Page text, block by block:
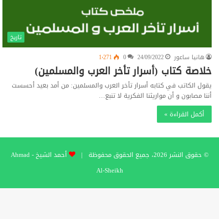
تاريخ
هانيا ساعور
24/09/2022
0 1٬271
خلاصة كتاب (أسرار تأخر العرب والمسلمين)
يقول الكاتب في كتابه أسرار تأخر العرب والمسلمين: من أمد بعيد أحسست
أننا مصابون و أن مواريثنا الفكرية لا تنبع…
أكمل القراءة »
© حقوق النشر 2026، جميع الحقوق محفوظة |
أحمد الشيخ - Ahmad
Al-Sheikh